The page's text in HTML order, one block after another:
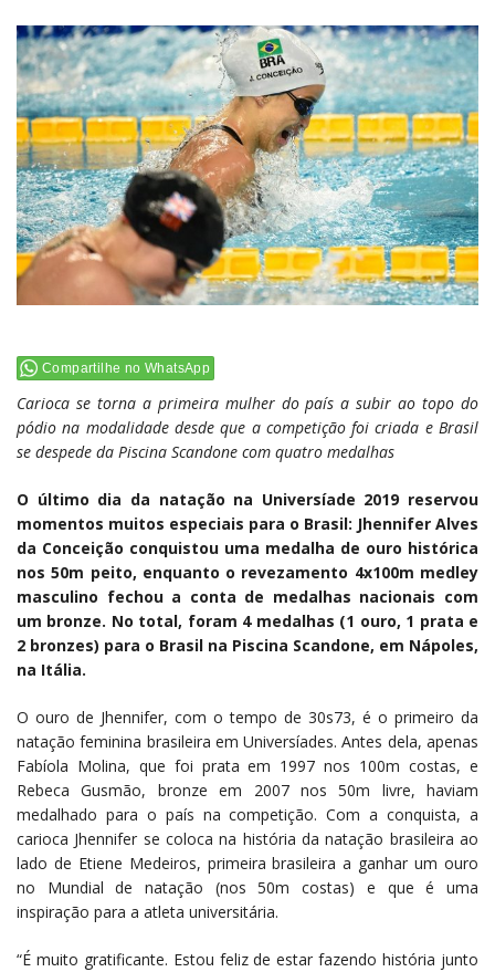
Compartilhe no WhatsApp
Carioca se torna a primeira mulher do país a subir ao topo do
pódio na modalidade desde que a competição foi criada e Brasil
se despede da Piscina Scandone com quatro medalhas
O último dia da natação na Universíade 2019 reservou
momentos muitos especiais para o Brasil: Jhennifer Alves
da Conceição conquistou uma medalha de ouro histórica
nos 50m peito, enquanto o revezamento 4x100m medley
masculino fechou a conta de medalhas nacionais com
um bronze. No total, foram 4 medalhas (1 ouro, 1 prata e
2 bronzes) para o Brasil na Piscina Scandone, em Nápoles,
na Itália.
O ouro de Jhennifer, com o tempo de 30s73, é o primeiro da
natação feminina brasileira em Universíades. Antes dela, apenas
Fabíola Molina, que foi prata em 1997 nos 100m costas, e
Rebeca Gusmão, bronze em 2007 nos 50m livre, haviam
medalhado para o país na competição. Com a conquista, a
carioca Jhennifer se coloca na história da natação brasileira ao
lado de Etiene Medeiros, primeira brasileira a ganhar um ouro
no Mundial de natação (nos 50m costas) e que é uma
inspiração para a atleta universitária.
“É muito gratificante. Estou feliz de estar fazendo história junto